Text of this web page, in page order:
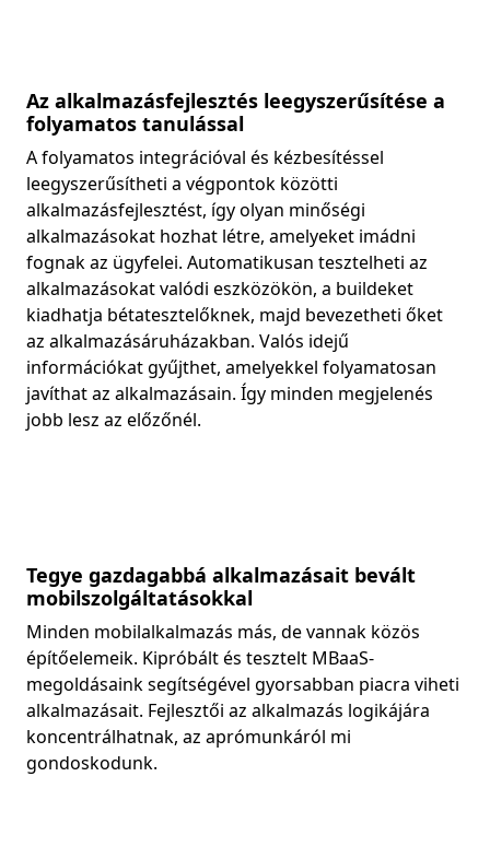
Az alkalmazásfejlesztés leegyszerűsítése a
folyamatos tanulással
A folyamatos integrációval és kézbesítéssel
leegyszerűsítheti a végpontok közötti
alkalmazásfejlesztést, így olyan minőségi
alkalmazásokat hozhat létre, amelyeket imádni
fognak az ügyfelei. Automatikusan tesztelheti az
alkalmazásokat valódi eszközökön, a buildeket
kiadhatja bétatesztelőknek, majd bevezetheti őket
az alkalmazásáruházakban. Valós idejű
információkat gyűjthet, amelyekkel folyamatosan
javíthat az alkalmazásain. Így minden megjelenés
jobb lesz az előzőnél.
Tegye gazdagabbá alkalmazásait bevált
mobilszolgáltatásokkal
Minden mobilalkalmazás más, de vannak közös
építőelemeik. Kipróbált és tesztelt MBaaS-
megoldásaink segítségével gyorsabban piacra viheti
alkalmazásait. Fejlesztői az alkalmazás logikájára
koncentrálhatnak, az aprómunkáról mi
gondoskodunk.